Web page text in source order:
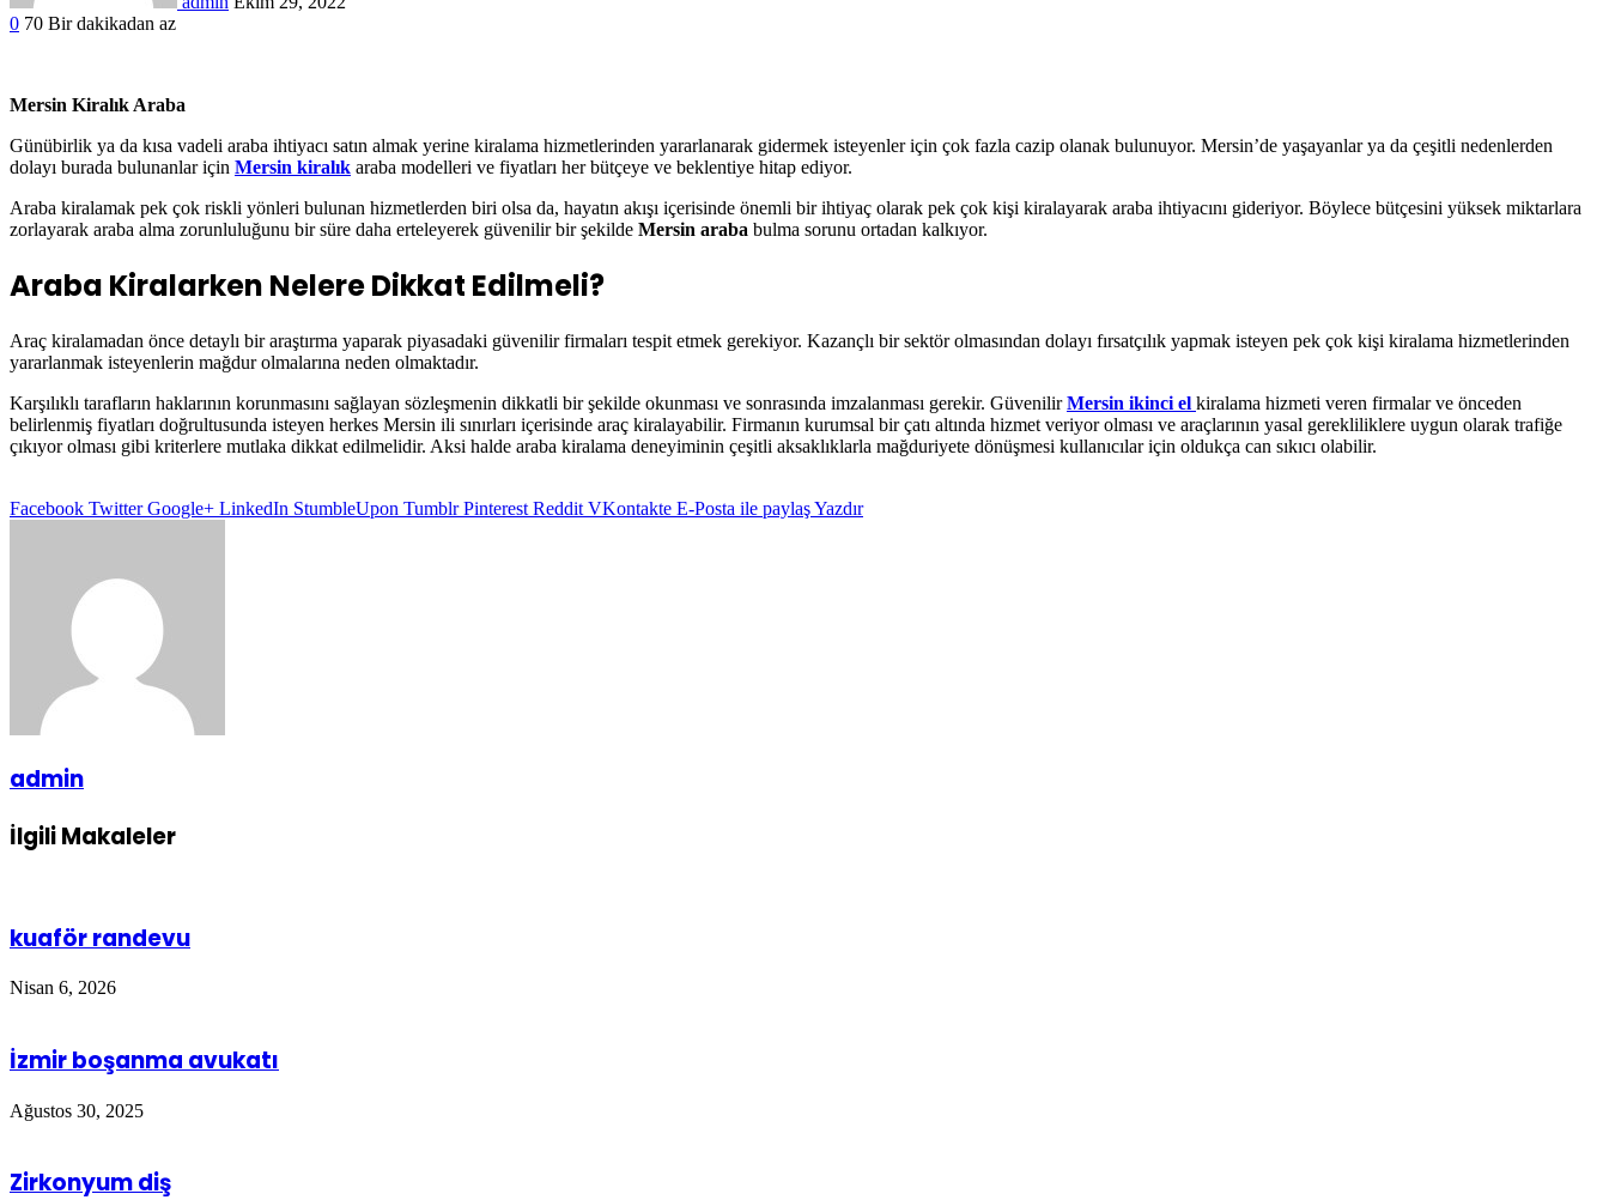
0 70 Bir dakikadan az
Mersin Kiralık Araba
Günübirlik ya da kısa vadeli araba ihtiyacı satın almak yerine kiralama hizmetlerinden yararlanarak gidermek isteyenler için çok fazla cazip olanak bulunuyor. Mersin’de yaşayanlar ya da çeşitli nedenlerden
dolayı burada bulunanlar için Mersin kiralık araba modelleri ve fiyatları her bütçeye ve beklentiye hitap ediyor.
Araba kiralamak pek çok riskli yönleri bulunan hizmetlerden biri olsa da, hayatın akışı içerisinde önemli bir ihtiyaç olarak pek çok kişi kiralayarak araba ihtiyacını gideriyor. Böylece bütçesini yüksek miktarlara
zorlayarak araba alma zorunluluğunu bir süre daha erteleyerek güvenilir bir şekilde Mersin araba bulma sorunu ortadan kalkıyor.
Araba Kiralarken Nelere Dikkat Edilmeli?
Araç kiralamadan önce detaylı bir araştırma yaparak piyasadaki güvenilir firmaları tespit etmek gerekiyor. Kazançlı bir sektör olmasından dolayı fırsatçılık yapmak isteyen pek çok kişi kiralama hizmetlerinden
yararlanmak isteyenlerin mağdur olmalarına neden olmaktadır.
Karşılıklı tarafların haklarının korunmasını sağlayan sözleşmenin dikkatli bir şekilde okunması ve sonrasında imzalanması gerekir. GüvenilirMersin ikinci el kiralama hizmeti veren firmalar ve önceden
belirlenmiş fiyatları doğrultusunda isteyen herkes Mersin ili sınırları içerisinde araç kiralayabilir. Firmanın kurumsal bir çatı altında hizmet veriyor olması ve araçlarının yasal gerekliliklere uygun olarak trafiğe
çıkıyor olması gibi kriterlere mutlaka dikkat edilmelidir. Aksi halde araba kiralama deneyiminin çeşitli aksaklıklarla mağduriyete dönüşmesi kullanıcılar için oldukça can sıkıcı olabilir.
Facebook Twitter Google+ LinkedIn StumbleUpon Tumblr Pinterest Reddit VKontakte E-Posta ile paylaşYazdır
admin
İlgili Makaleler
kuaför randevu
Nisan 6, 2026
İzmir boşanma avukatı
Ağustos 30, 2025
Zirkonyum diş